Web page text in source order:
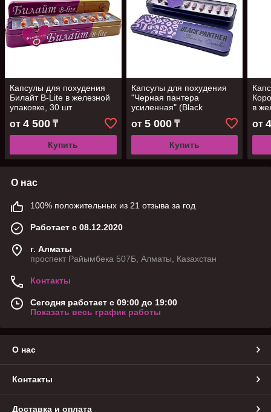
Капсулы для похудения
Билайт B-Lite в железной
упаковке, 30 шт
от 4 500 ₸
Купить
Капсулы для похудения
"Черная пантера
усиленная" (Black
Panther) , 30 шт
от 5 000₸
Купить
в
от
О нас
100% положительных из 21 отзыва за год
Работает с 08.12.2020
г. Алматы
проспект Райымбека 507Б, Алматы, Казахстан
Контакты
Сегодня работает с 09:00 до 19:00
Показать весь график работы
О нас
Контакты
Доставка и оплата